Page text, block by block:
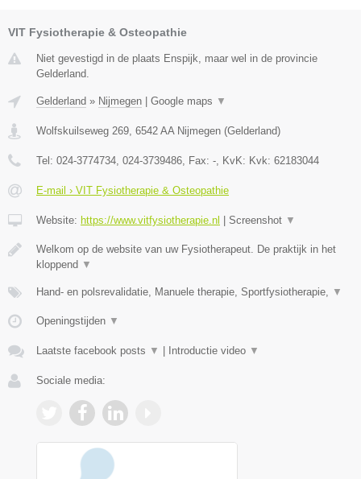
VIT Fysiotherapie & Osteopathie
Niet gevestigd in de plaats Enspijk, maar wel in de provincie
Gelderland.
Gelderland » Nijmegen Google maps ▼
Wolfskuilseweg 269, 6542 AA Nijmegen (Gelderland)
Tel: 024-3774734, 024-3739486, Fax: -, KvK: Kvk: 62183044
E-mail › VIT Fysiotherapie & Osteopathie
Website: https://www.vitfysiotherapie.nl Screenshot ▼
Welkom op de website van uw Fysiotherapeut. De praktijk in het
kloppend ▼
Hand- en polsrevalidatie, Manuele therapie, Sportfysiotherapie, ▼
Openingstijden ▼
Laatste facebook posts ▼ Introductie video ▼
Sociale media: